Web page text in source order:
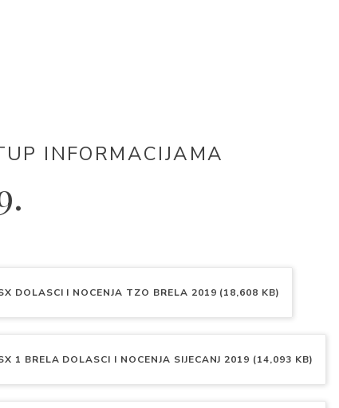
INFORMACIJAMA
DOLASCI I NOCENJA TZO BRELA 2019 (18,608 KB)
1 BRELA DOLASCI I NOCENJA SIJECANJ 2019 (14,093 KB)